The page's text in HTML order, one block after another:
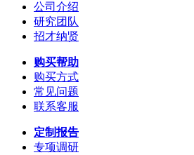
公司介绍
研究团队
招才纳贤
购买帮助
购买方式
常见问题
联系客服
定制报告
专项调研